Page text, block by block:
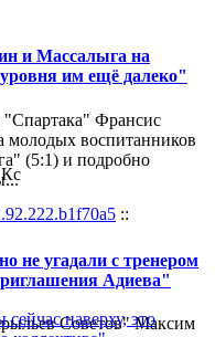
и Массалыга на
им ещё далеко"
"Спартака" Франсис
молодых воспитанников
(5:1) и подробно
угадали с тренером
Адиева"
Советов" Максим
::